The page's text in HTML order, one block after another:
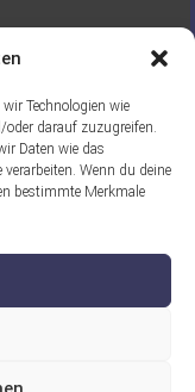
Technologien wie
oder darauf zuzugreifen.
Daten wie das
Wenn du deine
bestimmte Merkmale